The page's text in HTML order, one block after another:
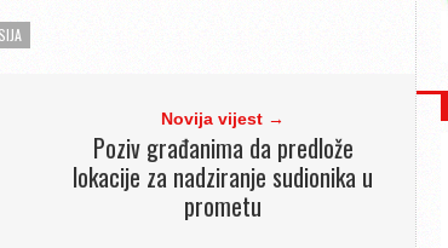
Novija vijest →
Poziv građanima da predlože
lokacije za nadziranje sudionika u
prometu